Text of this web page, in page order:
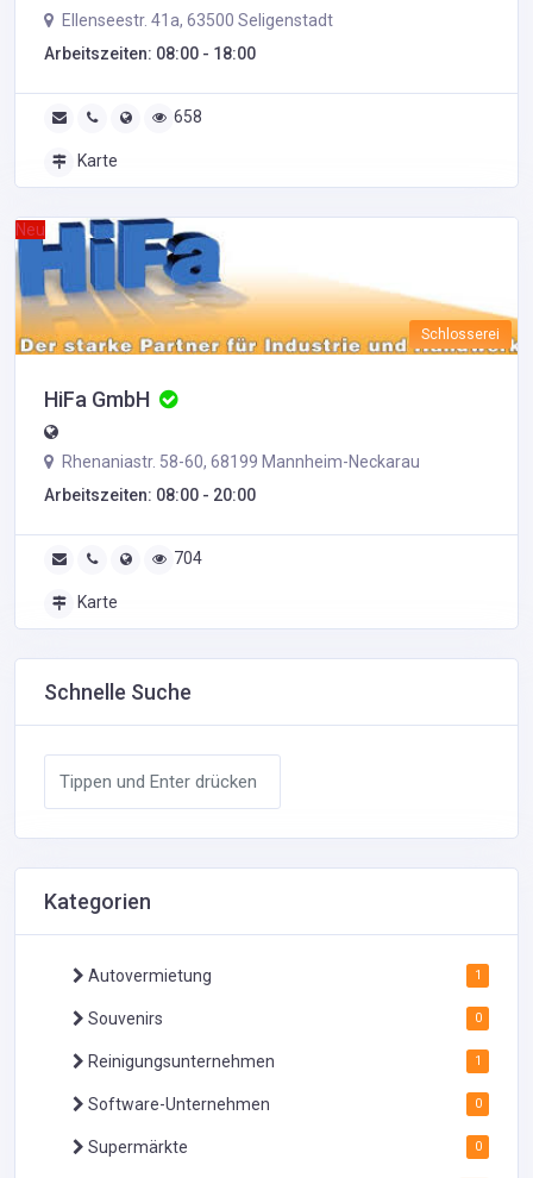
Ellenseestr. 41a, 63500 Seligenstadt
Arbeitszeiten: 08:00 - 18:00
658
Karte
Neu
Schlosserei
HiFa GmbH
Rhenaniastr. 58-60, 68199 Mannheim-Neckarau
Arbeitszeiten: 08:00 - 20:00
704
Karte
Schnelle Suche
Kategorien
Autovermietung 1
Souvenirs 0
Reinigungsunternehmen 1
Software-Unternehmen 0
Supermärkte 0